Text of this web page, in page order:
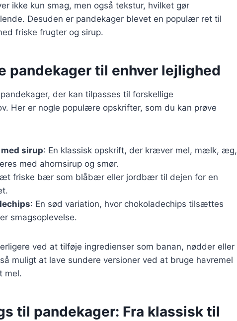
ikke kun smag, men også tekstur, hvilket gør
Desuden er pandekager blevet en populær ret til
friske frugter og sirup.
pandekager til enhver lejlighed
der kan tilpasses til forskellige
Her er nogle populære opskrifter, som du kan prøve
sirup: En klassisk opskrift, der kræver mel, mælk, æg,
med ahornsirup og smør.
friske bær som blåbær eller jordbær til dejen for en
: En sød variation, hvor chokoladechips tilsættes
smagsoplevelse.
ved at tilføje ingredienser som banan, nødder eller
muligt at lave sundere versioner ved at bruge havremel
mel.
til pandekager: Fra klassisk til